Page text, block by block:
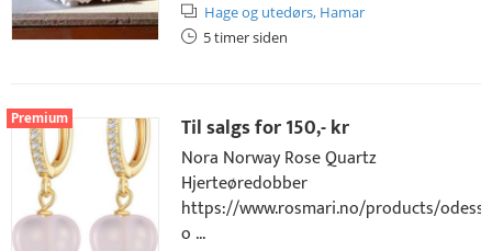
Hage og utedørs, Hamar
5 timer siden
Premium Til salgs for150,- kr
Nora Norway Rose Quartz
Hjerteøredobber
https://www.rosmari.no/products/
o ...